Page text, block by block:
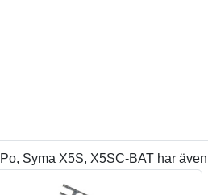
Syma X5S, X5SC-BAT har